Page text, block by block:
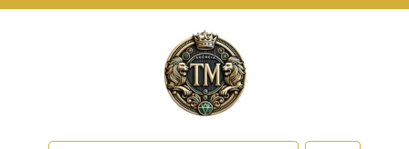
similares para lembrar e entender como você usa
nosso site, analisar seu uso de nossos produtos
e serviços, ajudar com nossos esforços de
marketing e fornecer conteúdo de terceiros. Leia
Termos e CondiçõesePolítica de